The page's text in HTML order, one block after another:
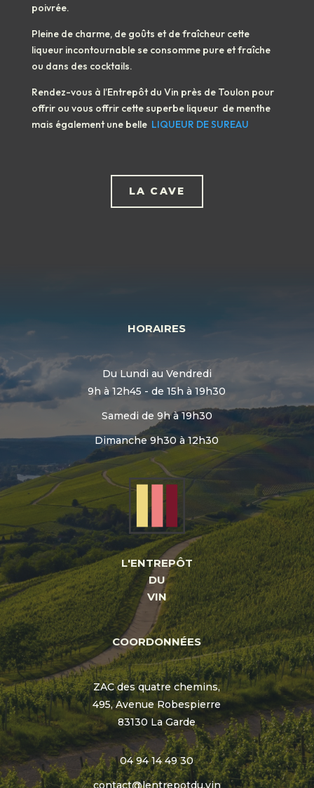
poivrée.
Pleine de charme, de goûts et de fraîcheur cette
liqueur incontournable se consomme pure et fraîche
ou dans des cocktails.
Rendez-vous à l’Entrepôt du Vin près de Toulon pour
offrir ou vous offrir cette superbe liqueur de menthe
mais également une belle LIQUEUR DE SUREAU
LA CAVE
HORAIRES
Du Lundi au Vendredi
9h à 12h45 - de 15h à 19h30
Samedi de 9h à 19h30
Dimanche 9h30 à 12h30
L'ENTREPÔT
DU
VIN
COORDONNÉES
ZAC des quatre chemins,
495, Avenue Robespierre
83130 La Garde
04 94 14 49 30
contact@lentrepotdu.vin